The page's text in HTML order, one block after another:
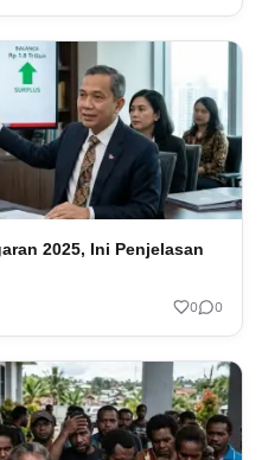
2025, Ini Penjelasan
0 0